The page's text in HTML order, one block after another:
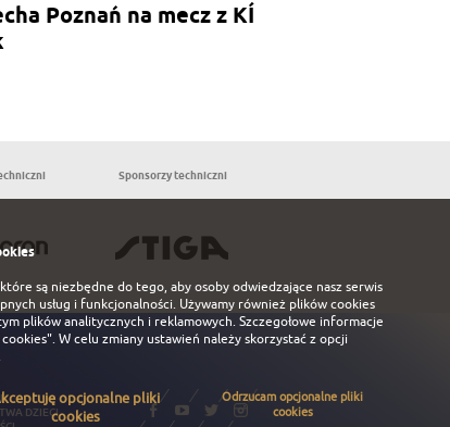
Poznań na mecz z KÍ
Sponsorzy techniczni
DZIECI
są niezbędne do tego, aby osoby odwiedzające nasz serwis
usług i funkcjonalności. Używamy również plików cookies
plików analitycznych i reklamowych. Szczegołowe informacje
. W celu zmiany ustawień należy skorzystać z opcji
opcjonalne pliki
cookies
Odrzucam opcjonalne pliki
cookies